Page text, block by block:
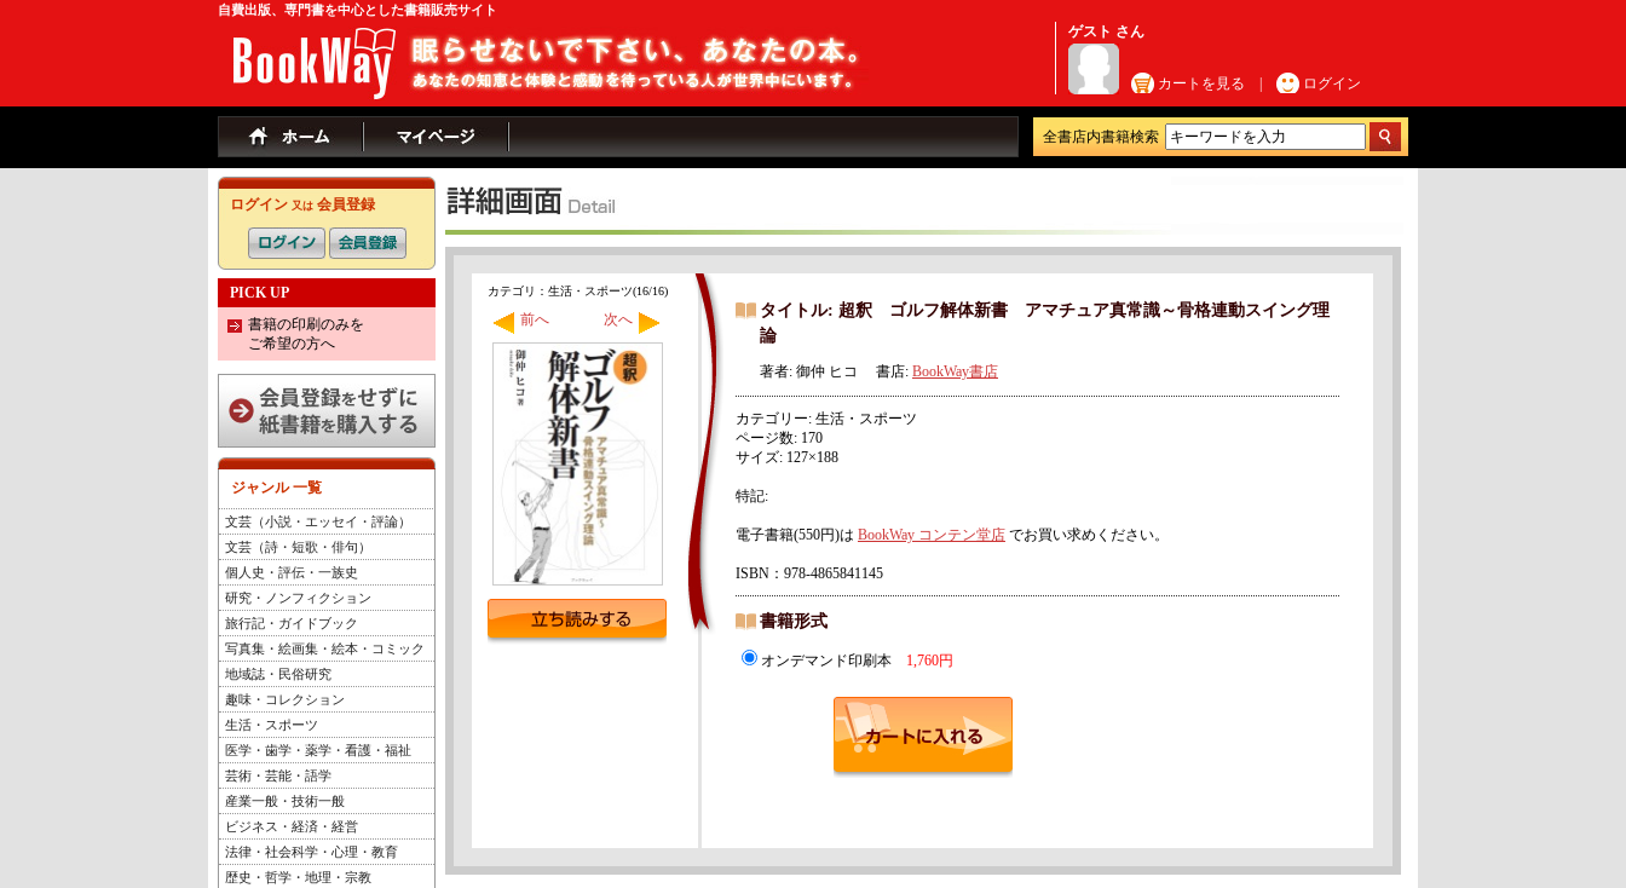
自費出版、専門書を中心とした書籍販売サイト
ゲスト さん
カートを見る ログイン
全書店内書籍検索
ログイン 又は 会員登録
PICK UP
書籍の印刷のみを
ご希望の方へ
ジャンル 一覧
文芸（小説・エッセイ・評論）
文芸（詩・短歌・俳句）
個人史・評伝・一族史
研究・ノンフィクション
旅行記・ガイドブック
写真集・絵画集・絵本・コミック
地域誌・民俗研究
趣味・コレクション
生活・スポーツ
医学・歯学・薬学・看護・福祉
芸術・芸能・語学
産業一般・技術一般
ビジネス・経済・経営
法律・社会科学・心理・教育
歴史・哲学・地理・宗教
カテゴリ：生活・スポーツ(16/16)
前へ 次へ
タイトル: 超釈 ゴルフ解体新書 アマチュア真常識～骨格連動スイング理
論
著者: 御仲 ヒコ 書店: BookWay書店
カテゴリー: 生活・スポーツ
ページ数: 170
サイズ: 127×188
特記:
電子書籍(550円)は BookWay コンテン堂店 でお買い求めください。
ISBN：978-4865841145
書籍形式
オンデマンド印刷本 1,760円